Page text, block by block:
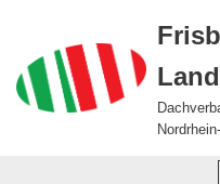
Zum
Inhalt
springen